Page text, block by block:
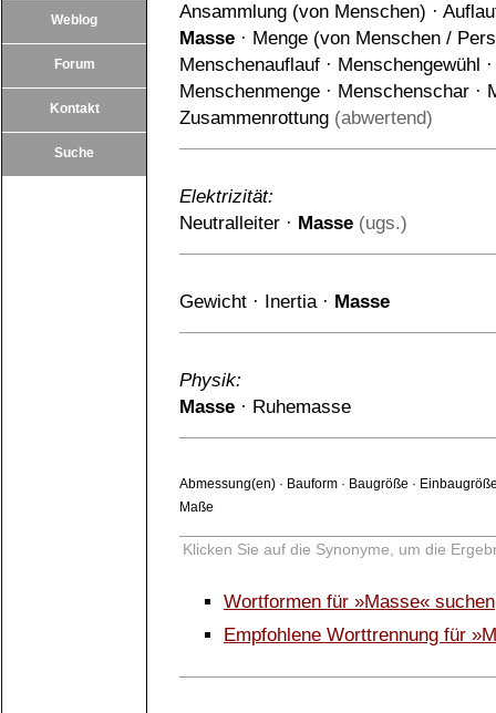
Weblog
Forum
Kontakt
Suche
Ansammlung (von Menschen) ·
Masse · Menge (von Menschen /
Menschenauflauf · Menschengewühl
Menschenmenge · Menschenschar ·
Zusammenrottung (abwertend)
Elektrizität:
Neutralleiter · Masse (ugs.)
Gewicht · Inertia· Masse
Physik:
Masse · Ruhemasse
Abmessung(en) · Bauform · Baugröße ·
Maße
Klicken Sie auf die Synonyme, um die
Wortformen für »Masse« suchen
Empfohlene Worttrennung für